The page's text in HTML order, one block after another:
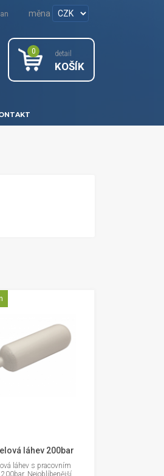
měna
0 detail
KOŠÍK
láhev 200bar
láhev s pracovním
Nejoblíbenější